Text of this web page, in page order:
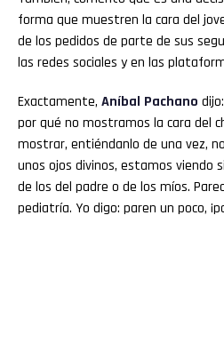
forma que muestren la cara del
de los pedidos de parte de sus
las redes sociales y en las
Exactamente, Aníbal Pachano
por qué no mostramos la cara del
mostrar, entiéndanlo de una vez,
unos ojos divinos, estamos viendo
de los del padre o de los míos.
pediatría. Yo digo: paren un poco,